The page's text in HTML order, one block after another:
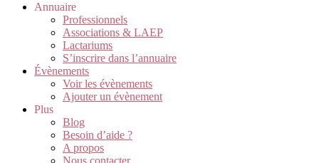
Annuaire
Professionnels
Associations & LAEP
Lactariums
S’inscrire dans l’annuaire
Évènements
Voir les évènements
Ajouter un évènement
Plus
Blog
Besoin d’aide ?
A propos
Nous contacter